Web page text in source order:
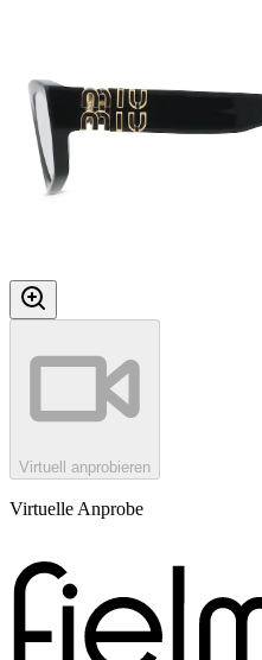
Virtuell anprobieren
Virtuelle Anprobe